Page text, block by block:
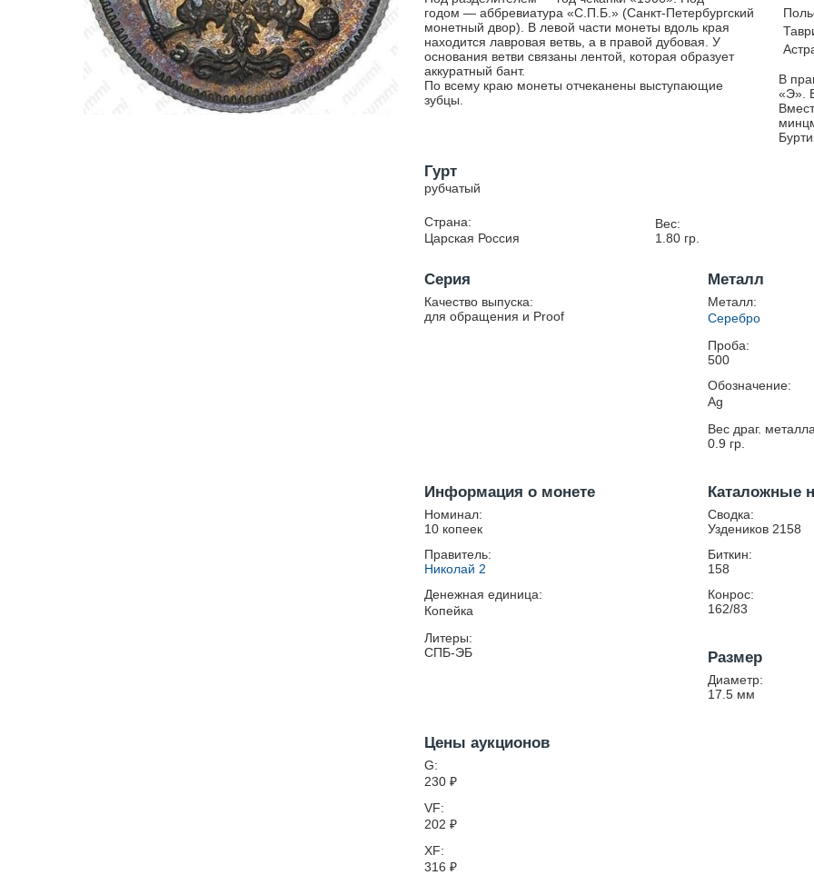
годом — аббревиатура «С.П.Б.» (Санкт-Петербургский
монетный двор). В левой части монеты вдоль края
находится лавровая ветвь, а в правой дубовая. У
основания ветви связаны лентой, которая образует
аккуратный бант.
По всему краю монеты отчеканены выступающие
зубцы.
В
«Э».
Гурт
рубчатый
Страна:
Царская Россия
Вес:
1.80гр.
Серия
Качество выпуска:
для обращения и Proof
Металл
Металл:
Серебро
Проба:
500
Обозначение:
Ag
Вес драг.
0.9 гр.
Информация о монете
Номинал:
10 копеек
Правитель:
Николай 2
Денежная единица:
Копейка
Литеры:
СПБ-ЭБ
Каталожные
Сводка:
Уздеников 2158
Биткин:
158
Конрос:
162/83
Размер
Диаметр:
17.5 мм
Цены аукционов
G:
230 ₽
VF:
202 ₽
XF:
316 ₽